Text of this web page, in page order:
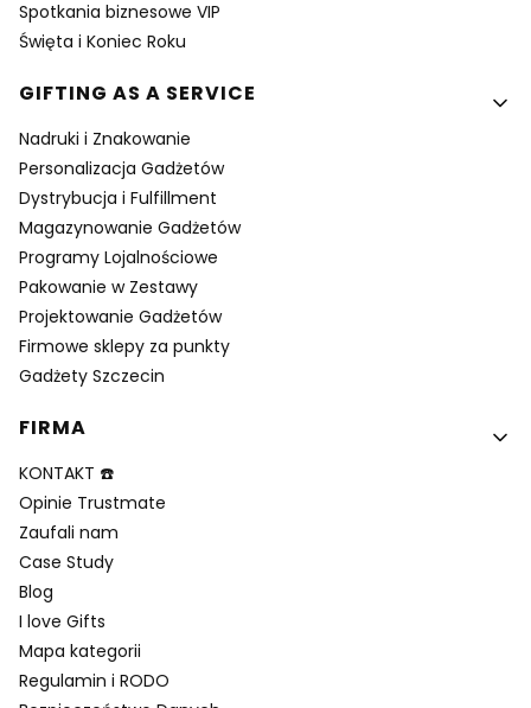
Spotkania biznesowe VIP
Święta i Koniec Roku
GIFTING AS A SERVICE
Nadruki i Znakowanie
Personalizacja Gadżetów
Dystrybucja i Fulfillment
Magazynowanie Gadżetów
Programy Lojalnościowe
Pakowanie w Zestawy
Projektowanie Gadżetów
Firmowe sklepy za punkty
Gadżety Szczecin
FIRMA
KONTAKT ☎️
Opinie Trustmate
Zaufali nam
Case Study
Blog
I love Gifts
Mapa kategorii
Regulamin i RODO